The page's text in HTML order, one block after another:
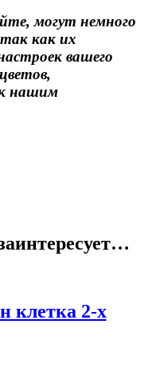
могут немного
как их
вашего
нашим
клетка 2-х